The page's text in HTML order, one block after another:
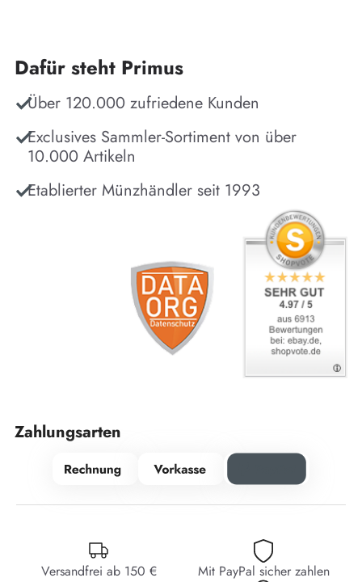
Dafür steht Primus
Über 120.000 zufriedene Kunden
Exclusives Sammler-Sortiment von über
10.000 Artikeln
Etablierter Münzhändler seit 1993
Zahlungsarten
Versandfrei ab 150 € Mit PayPal sicher zahlen